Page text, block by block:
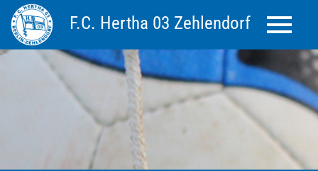
F.C. Hertha 03 Zehlendorf Toggle